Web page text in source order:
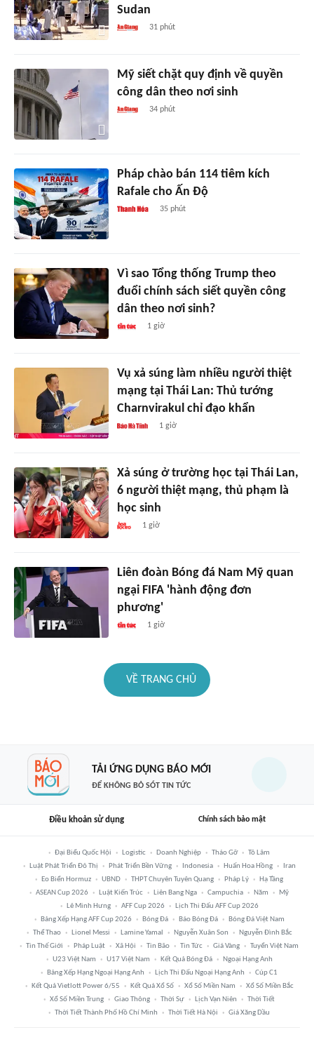
Sudan
31 phút
Mỹ siết chặt quy định về quyền
công dân theo nơi sinh
34 phút
Pháp chào bán 114 tiêm kích
Rafale cho Ấn Độ
35 phút
Vì sao Tổng thống Trump theo
đuổi chính sách siết quyền công
dân theo nơi sinh?
1 giờ
Vụ xả súng làm nhiều người thiệt
mạng tại Thái Lan: Thủ tướng
Charnvirakul chỉ đạo khẩn
1 giờ
Xả súng ở trường học tại Thái Lan,
6 người thiệt mạng, thủ phạm là
học sinh
1 giờ
Liên đoàn Bóng đá Nam Mỹ quan
ngại FIFA 'hành động đơn
phương'
1 giờ
VỀ TRANG CHỦ
TẢI ỨNG DỤNG BÁO MỚI
ĐỂ KHÔNG BỎ SÓT TIN TỨC
Điều khoản sử dụng Chính sách bảo mật
Đại Biểu Quốc Hội Logistic Doanh Nghiệp Tháo Gỡ
Tô Lâm
Luật Phát Triển Đô Thị
Phát Triển Bền Vững Indonesia Huấn Hoa Hồng
Iran
Eo Biển Hormuz
UBND THPT Chuyên Tuyên Quang Pháp Lý
Hạ Tầng
ASEAN Cup 2026
Luật Kiến Trúc Liên Bang Nga Campuchia Năm
Mỹ
Lê Minh Hưng
AFF Cup 2026
Lịch Thi Đấu AFF Cup 2026
Bảng Xếp Hạng AFF Cup 2026
Bóng Đá Báo Bóng Đá
Bóng Đá Việt Nam
Thể Thao
Lionel Messi Lamine Yamal Nguyễn Xuân Son
Nguyễn Đình Bắc
Tin Thế Giới
Pháp Luật Xã Hội Tin Bão Tin Tức Giá Vàng
Tuyển Việt Nam
U23 Việt Nam
U17 Việt Nam Kết Quả Bóng Đá
Ngoại Hạng Anh
Bảng Xếp Hạng Ngoại Hạng Anh
Lịch Thi Đấu Ngoại Hạng Anh
Cúp C1
Kết Quả Vietlott Power 6/55
Kết Quả Xổ Số Xổ Số Miền Nam
Xổ Số Miền Bắc
Xổ Số Miền Trung
Giao Thông Thời Sự Lịch Vạn Niên
Thời Tiết
Thời Tiết Thành Phố Hồ Chí Minh
Thời Tiết Hà Nội Giá Xăng Dầu